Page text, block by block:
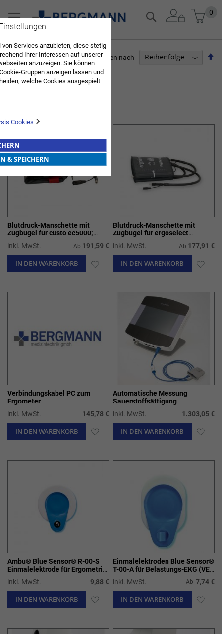
Zum
Inhalt
0
Suche
Sortieren nach
Blutdruck-Manschette mit
Zugbügel für custo ec5000;
ergoselect 4/5/8/10/12
inkl. MwSt. Ab 191,59 €
IN DEN WARENKORB ZUR
HINZUFÜGEN
Blutdruck-Manschette mit
Zugbügel für ergoselect
100/150/200/600/1000/1200/e
c3000 e
inkl. MwSt. Ab 177,91 €
IN DEN WARENKORB ZUR
Verbindungskabel PC zum
Ergometer
inkl. MwSt.
145,78 €
IN DEN WARENKORB ZUR
Automatische Messung
Sauerstoffsättigung
inkl. MwSt.
1.303,05 €
IN DEN WARENKORB ZUR
Ambu® Blue Sensor® R-00-S
Einmalelektrode für Ergometrie
inkl. MwSt. 9,88 €
IN DEN WARENKORB ZUR
Einmalelektroden Blue Sensor®
T-00-A für Belastungs-EKG (VE
inkl. MwSt. Ab 7,74 €
IN DEN WARENKORB ZUR
ARZTBEDARF
Services anzubieten, diese stetig
Ihrer Interessen auf unserer
anzuzeigen. Sie können
Gruppen anzeigen lassen und
welche Cookies ausgespielt
Cookies
& SPEICHERN